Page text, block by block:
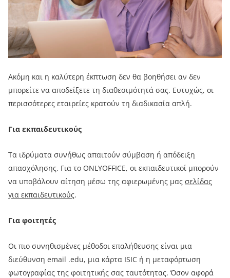
Ακόμη και η καλύτερη έκπτωση δεν θα βοηθήσει αν δεν
μπορείτε να αποδείξετε τη διαθεσιμότητά σας. Ευτυχώς, οι
περισσότερες εταιρείες κρατούν τη διαδικασία απλή.
Για εκπαιδευτικούς
Τα ιδρύματα συνήθως απαιτούν σύμβαση ή απόδειξη
απασχόλησης. Για το ONLYOFFICE, οι εκπαιδευτικοί μπορούν
να υποβάλουν αίτηση μέσω της αφιερωμένης μας σελίδας
για εκπαιδευτικούς.
Για φοιτητές
Οι πιο συνηθισμένες μέθοδοι επαλήθευσης είναι μια
διεύθυνση email .edu, μια κάρτα ISIC ή η μεταφόρτωση
φωτογραφίας της φοιτητικής σας ταυτότητας. Όσον αφορά